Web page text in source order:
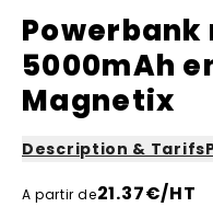
5000mAh
Magnetix
Description & Tarifs
A partir de21.37€/HT